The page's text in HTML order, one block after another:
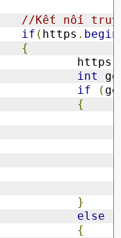
//Kết nối truy
if ( https . begin
{
				https
int
if
(
{
}
else
{